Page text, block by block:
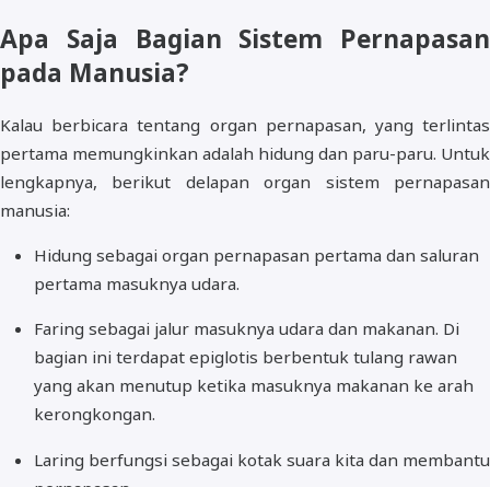
Apa Saja Bagian Sistem Pernapasan
pada Manusia?
Kalau berbicara tentang organ pernapasan, yang terlintas
pertama memungkinkan adalah hidung dan paru-paru. Untuk
lengkapnya, berikut delapan organ sistem pernapasan
manusia:
Hidung sebagai organ pernapasan pertama dan saluran
pertama masuknya udara.
Faring sebagai jalur masuknya udara dan makanan. Di
bagian ini terdapat epiglotis berbentuk tulang rawan
yang akan menutup ketika masuknya makanan ke arah
kerongkongan.
Laring berfungsi sebagai kotak suara kita dan membantu